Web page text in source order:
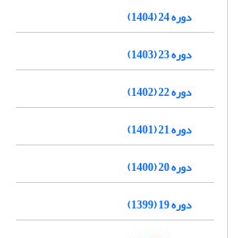
دوره 24 (1404)
دوره 23 (1403)
دوره 22 (1402)
دوره 21 (1401)
دوره 20 (1400)
دوره 19 (1399)